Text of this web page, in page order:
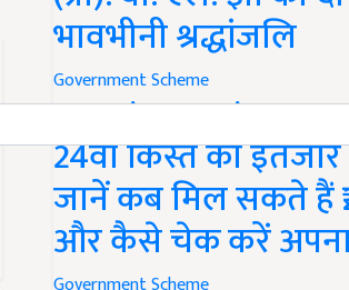
भावभीनी श्रद्धांजलि
Government Scheme
PM Kisan Yojana
24वीं किस्त का
जानें कब मिल सकते हैं
और कैसे चेक करें